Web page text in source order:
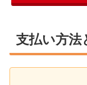
支払い方法